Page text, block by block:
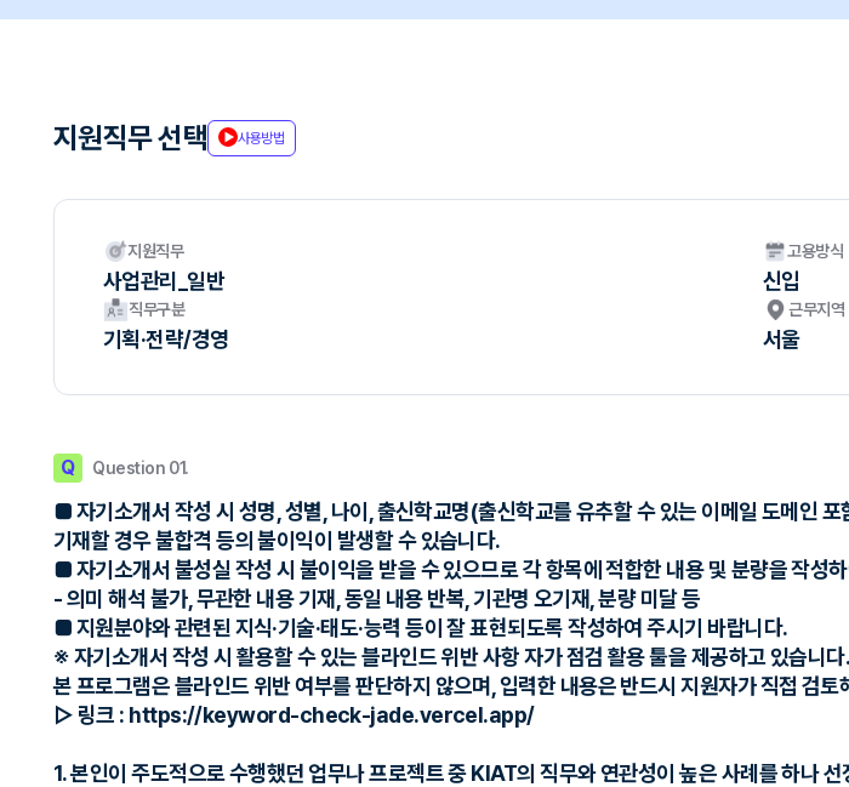
지원직무 선택 사용방법
지원직무
사업관리_일반
고용방식
신입
직무구분
기획·전략/경영
근무지역
서울
Q Question 01.
■ 자기소개서 작성 시 성명, 성별, 나이, 출신학교명(출신학교를 유추할 수 있는 이메일 도메인
기재할 경우 불합격 등의 불이익이 발생할 수 있습니다.
■ 자기소개서 불성실 작성 시 불이익을 받을 수 있으므로 각 항목에 적합한 내용 및 분량을 작성
- 의미 해석 불가, 무관한 내용 기재, 동일 내용 반복, 기관명 오기재, 분량 미달 등
■ 지원분야와 관련된 지식·기술·태도·능력 등이 잘 표현되도록 작성하여 주시기 바랍니다.
※ 자기소개서 작성 시 활용할 수 있는 블라인드 위반 사항 자가 점검 활용 툴을 제공하고 있습니다.
본 프로그램은 블라인드 위반 여부를 판단하지 않으며, 입력한 내용은 반드시 지원자가 직접 검토
▷ 링크 : https://keyword-check-jade.vercel.app/
1. 본인이 주도적으로 수행했던 업무나 프로젝트 중 KIAT의 직무와 연관성이 높은 사례를 하나